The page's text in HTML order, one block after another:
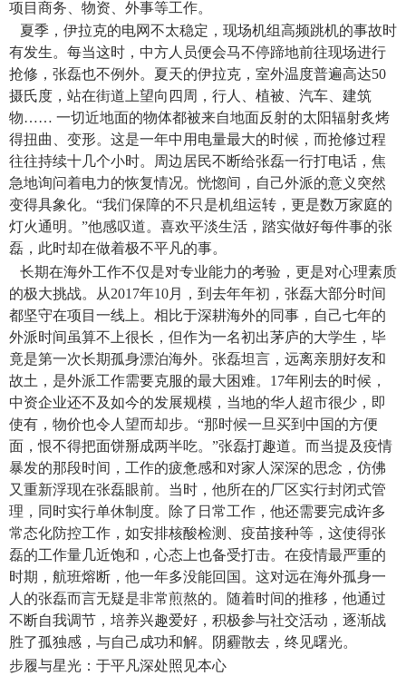
项目商务、物资、外事等工作。
夏季，伊拉克的电网不太稳定，现场机组高频跳机的事故时
有发生。每当这时，中方人员便会马不停蹄地前往现场进行
抢修，张磊也不例外。夏天的伊拉克，室外温度普遍高达50
摄氏度，站在街道上望向四周，行人、植被、汽车、建筑
物…… 一切近地面的物体都被来自地面反射的太阳辐射炙烤
得扭曲、变形。这是一年中用电量最大的时候，而抢修过程
往往持续十几个小时。周边居民不断给张磊一行打电话，焦
急地询问着电力的恢复情况。恍惚间，自己外派的意义突然
变得具象化。“我们保障的不只是机组运转，更是数万家庭的
灯火通明。”他感叹道。喜欢平淡生活，踏实做好每件事的张
磊，此时却在做着极不平凡的事。
长期在海外工作不仅是对专业能力的考验，更是对心理素质
的极大挑战。从2017年10月，到去年年初，张磊大部分时间
都坚守在项目一线上。相比于深耕海外的同事，自己七年的
外派时间虽算不上很长，但作为一名初出茅庐的大学生，毕
竟是第一次长期孤身漂泊海外。张磊坦言，远离亲朋好友和
故土，是外派工作需要克服的最大困难。 17年刚去的时候，
中资企业还不及如今的发展规模，当地的华人超市很少，即
使有，物价也令人望而却步。“那时候一旦买到中国的方便
面，恨不得把面饼掰成两半吃。”张磊打趣道。而当提及疫情
暴发的那段时间，工作的疲惫感和对家人深深的思念，仿佛
又重新浮现在张磊眼前。当时，他所在的厂区实行封闭式管
理，同时实行单休制度。除了日常工作，他还需要完成许多
常态化防控工作，如安排核酸检测、疫苗接种等，这使得张
磊的工作量几近饱和，心态上也备受打击。在疫情最严重的
时期，航班熔断，他一年多没能回国。这对远在海外孤身一
人的张磊而言无疑是非常煎熬的。随着时间的推移，他通过
不断自我调节，培养兴趣爱好，积极参与社交活动，逐渐战
胜了孤独感，与自己成功和解。阴霾散去，终见曙光。
步履与星光：于平凡深处照见本心